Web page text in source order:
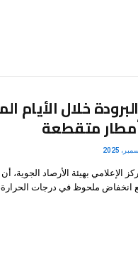
خلال الأيام
متقطعة
الإعلامي بهيئة الأرصاد الجوية،
انخفاض ملحوظ في درجات